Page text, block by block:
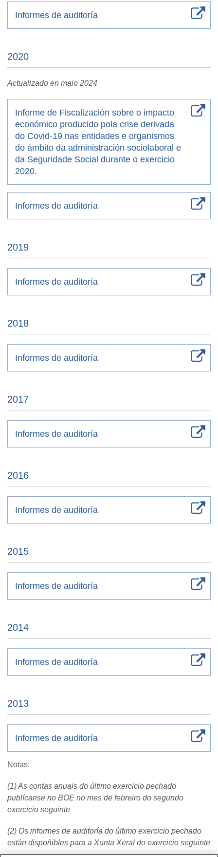
Informes de auditoría
2020
Actualizado en maio 2024
Informe de Fiscalización sobre o impacto
económico producido pola crise derivada
do Covid-19 nas entidades e organismos
do ámbito da administración sociolaboral e
da Seguridade Social durante o exercicio
2020.
Informes de auditoría
2019
Informes de auditoría
2018
Informes de auditoría
2017
Informes de auditoría
2016
Informes de auditoría
2015
Informes de auditoría
2014
Informes de auditoría
2013
Informes de auditoría
Notas:
(1) As contas anuais do último exercicio pechado
publícanse no BOE no mes de febreiro do segundo
exercicio seguinte
(2) Os informes de auditoría do último exercicio pechado
están dispoñibles para a Xunta Xeral do exercicio seguinte